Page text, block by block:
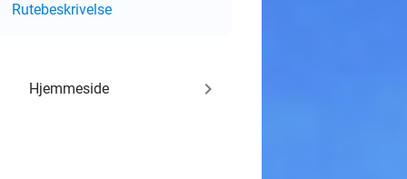
Rutebeskrivelse
Hjemmeside keyboard_arrow_right